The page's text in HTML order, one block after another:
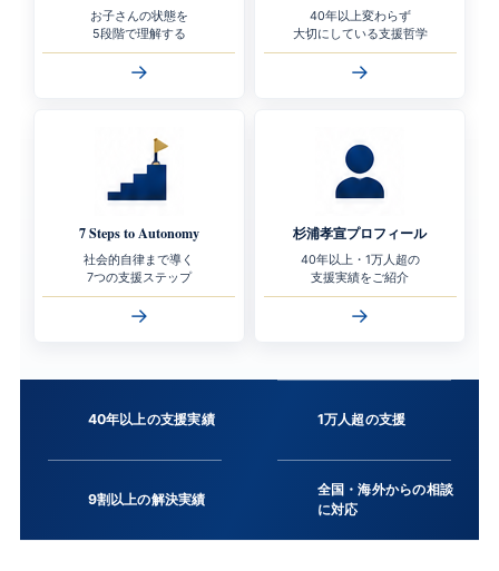
お子さんの状態を
5段階で理解する
→
40年以上変わらず
大切にしている支援哲学
→
7 Steps to Autonomy
社会的自律まで導く
7つの支援ステップ
→
杉浦孝宣プロフィール
40年以上・1万人超の
支援実績をご紹介
→
40年以上の支援実績 1万人超の支援
9割以上の解決実績
全国・海外からの相談
に対応